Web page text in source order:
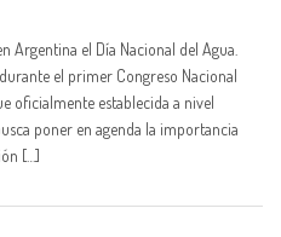
Argentina el Día Nacional del Agua.
el primer Congreso Nacional
oficialmente establecida a nivel
poner en agenda la importancia
[…]